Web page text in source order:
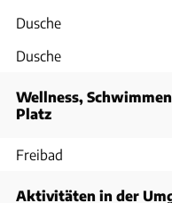
Dusche
Dusche
Wellness,
Platz
Freibad
Aktivitäten in der